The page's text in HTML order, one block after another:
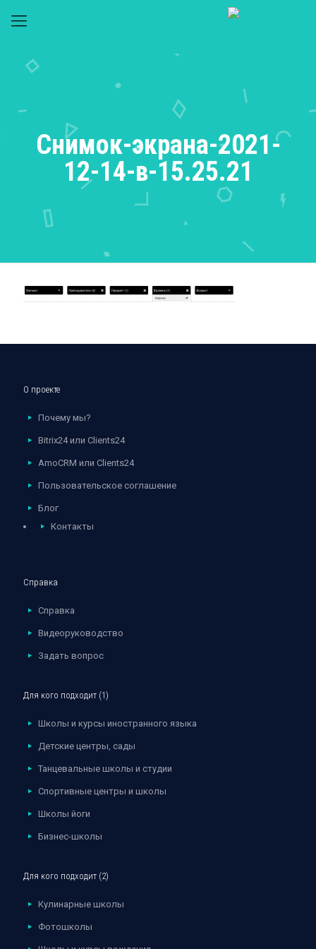
Снимок-экрана-2021-
12-14-в-15.25.21
О проекте
Почему мы?
Bitrix24 или Clients24
AmoCRM или Clients24
Пользовательское соглашение
Блог
Контакты
Справка
Справка
Видеоруководство
Задать вопрос
Для кого подходит (1)
Школы и курсы иностранного языка
Детские центры, сады
Танцевальные школы и студии
Спортивные центры и школы
Школы йоги
Бизнес-школы
Для кого подходит (2)
Кулинарные школы
Фотошколы